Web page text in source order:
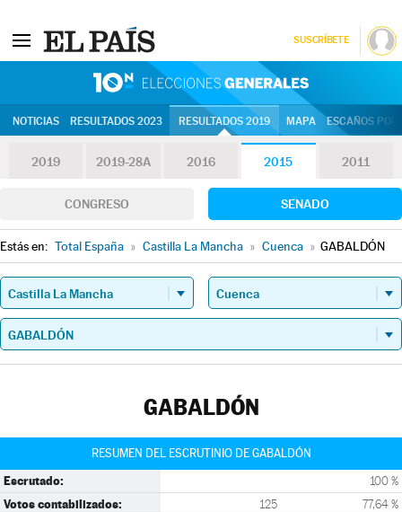
SUSCRÍBETE
NOTICIAS RESULTADOS 2023 RESULTADOS 2019 MAPA ESCAÑOS
2019 2019-28A 2016 2015 2011
CONGRESO SENADO
Estás en: Total España » Castilla La Mancha » Cuenca » GABALDÓN
GABALDÓN
RESUMEN DEL ESCRUTINIO DE GABALDÓN
Escrutado: 100 %
Votos contabilizados: 125 77,64 %